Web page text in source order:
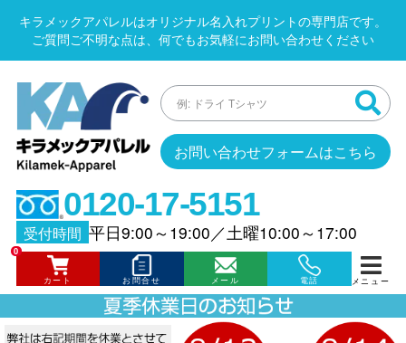
キラメックアパレルはオリジナル名入れプリントの専門店です。
ご質問ご不明な点は、何でもお気軽にお問い合わせください
お問い合わせフォームはこちら
0120-17-5151
受付時間 平日9:00～19:00／土曜10:00～17:00
カート
0
お問合せ メール 電話 メニュー